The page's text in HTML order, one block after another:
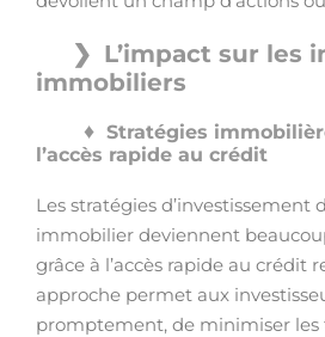
L’impact sur les
immobiliers
Stratégies
l’accès rapide au crédit
Les stratégies d’investissement
immobilier deviennent
grâce à l’accès rapide au crédit
approche permet aux
promptement, de minimiser